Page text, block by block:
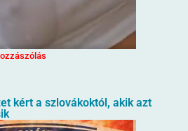
kért a szlovákoktól, akik azt